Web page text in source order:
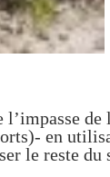
en
le reste du